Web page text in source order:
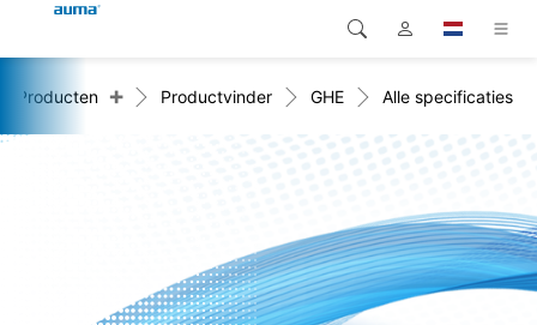
Producten
Global
Azië en Stille Oceaan
Noord-Amerika
Zoekopdracht
Producten + Productvinder GHE Alle specificaties